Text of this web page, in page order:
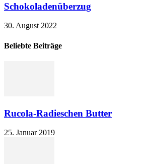
Schokoladenüberzug
30. August 2022
Beliebte Beiträge
Rucola-Radieschen Butter
25. Januar 2019